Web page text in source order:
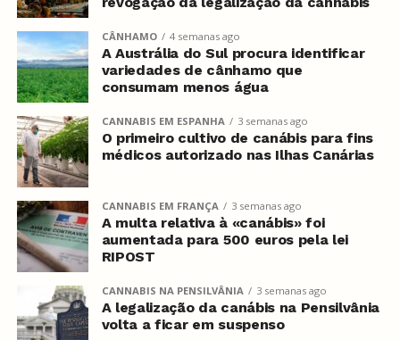
CÂNHAMO 4 semanas ago
A Austrália do Sul procura identificar
variedades de cânhamo que
consumam menos água
CANNABIS EM ESPANHA 3 semanas ago
O primeiro cultivo de canábis para fins
médicos autorizado nas Ilhas Canárias
CANNABIS EM FRANÇA 3 semanas ago
A multa relativa à «canábis» foi
aumentada para 500 euros pela lei
RIPOST
CANNABIS NA PENSILVÂNIA 3 semanas ago
A legalização da canábis na Pensilvânia
volta a ficar em suspenso